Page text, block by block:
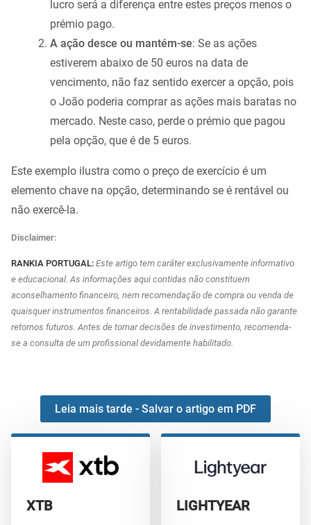
lucro será a diferença entre estes preços menos o
prémio pago.
A ação desce ou mantém-se: Se as ações
estiverem abaixo de 50 euros na data de
vencimento, não faz sentido exercer a opção, pois
o João poderia comprar as ações mais baratas no
mercado. Neste caso, perde o prémio que pagou
pela opção, que é de 5 euros.
Este exemplo ilustra como o preço de exercício é um
elemento chave na opção, determinando se é rentável ou
não exercê-la.
Disclaimer:
RANKIA PORTUGAL: Este artigo tem caráter exclusivamente informativo
e educacional. As informações aqui contidas não constituem
aconselhamento financeiro, nem recomendação de compra ou venda de
quaisquer instrumentos financeiros. A rentabilidade passada não garante
retornos futuros. Antes de tomar decisões de investimento, recomenda-
se a consulta de um profissional devidamente habilitado.
Leia mais tarde - Salvar o artigo em PDF
XTB LIGHTYEAR